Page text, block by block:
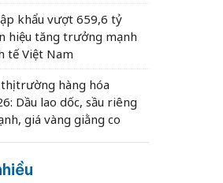
khẩu vượt 659,6 tỷ
hiệu tăng trưởng mạnh
tế Việt Nam
trường hàng hóa
Dầu lao dốc, sầu riêng
giá vàng giằng co